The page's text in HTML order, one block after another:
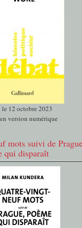
12 octobre 2023
version numérique
mots suivi de
qui disparaît